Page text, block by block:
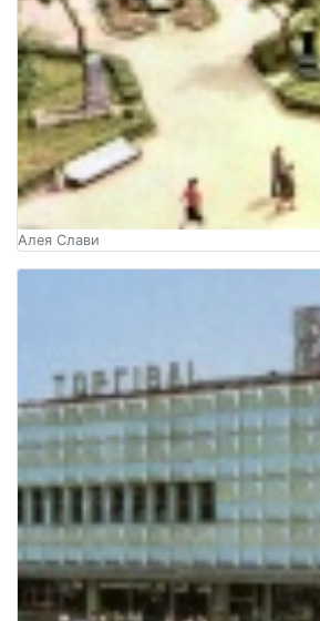
Алея Слави